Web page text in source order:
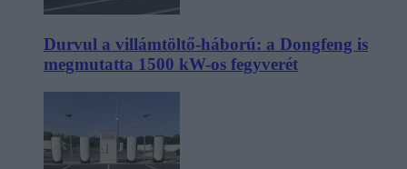
Durvul a villámtöltő-háború: a Dongfeng is
megmutatta 1500 kW-os fegyverét